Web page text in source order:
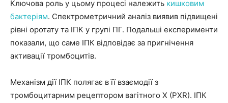
Ключова роль у цьому процесі належить кишковим
бактеріям. Спектрометричний аналіз виявив підвищені
рівні оротату та ІПК у групі ПГ. Подальші експерименти
показали, що саме ІПК відповідає за пригнічення
активації тромбоцитів.
Механізм дії ІПК полягає в її взаємодії з
тромбоцитарним рецептором вагітного X (PXR). ІПК